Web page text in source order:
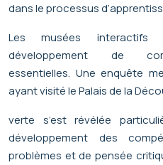
dans le processus
Les musées interactifs
développement de
essentielles. Une enquête
ayant visité le Palais de la
verte s’est révélée
développement des
problèmes et de pensée